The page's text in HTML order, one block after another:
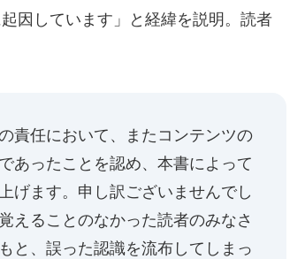
因しています」と経緯を説明。読者
責任において、またコンテンツの
あったことを認め、本書によって
げます。申し訳ございませんでし
えることのなかった読者のみなさ
と、誤った認識を流布してしまっ